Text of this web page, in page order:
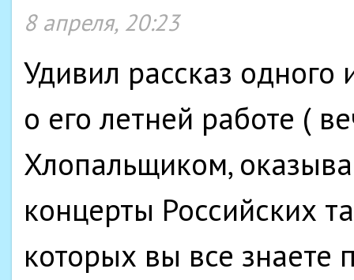
8 апреля, 20:23
Удивил рассказ
о его летней работе (
Хлопальщиком,
концерты Российских
которых вы все